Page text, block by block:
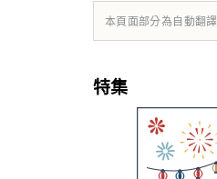
本頁面部分為自動翻
特集